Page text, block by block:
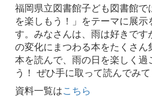
福岡県立図書館子ども図書館で
を楽しもう！」をテーマに展示
す。みなさんは、雨は好きです
の変化にまつわる本をたくさん
本を読んで、雨の日を楽しく過
う！ ぜひ手に取って読んでみて
資料一覧はこちら